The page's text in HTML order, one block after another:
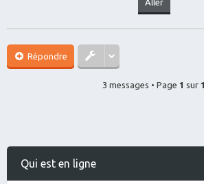
Répondre
3 messages • Page 1 sur 1
Qui est en ligne